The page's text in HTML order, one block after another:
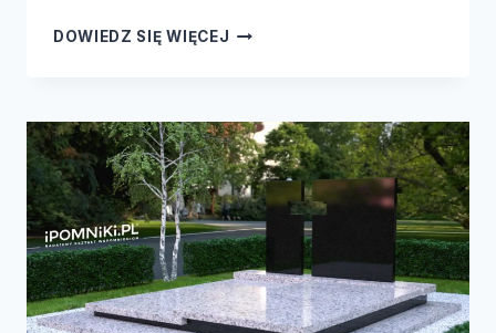
DOWIEDZ SIĘ WIĘCEJ